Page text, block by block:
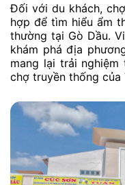
Đối với du khách,
hợp để tìm hiểu ẩm
thường tại Gò Dầu.
khám phá địa
mang lại trải
chợ truyền thống của